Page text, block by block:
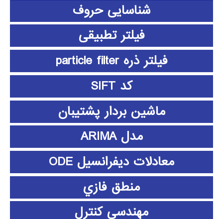
شناسایی حروف
فیلتر تطبیقی
فیلتر ذره particle filter
کد SIFT
ماشین بردار پشتیبان
مدل ARIMA
معادلات دیفرانسیل ODE
منطق فازي
مهندسی کنترل